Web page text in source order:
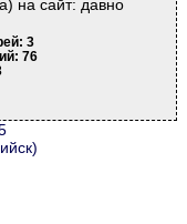
на сайт: давно
3
76